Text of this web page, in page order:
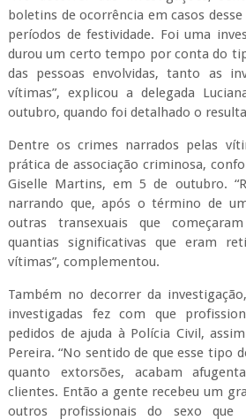
boletins de ocorrência em casos
períodos de festividade. Foi uma
durou um certo tempo por conta do
das pessoas envolvidas, tanto as
vítimas”, explicou a delegada
outubro, quando foi detalhado o
Dentre os crimes narrados pelas
prática de associação criminosa,
Giselle Martins, em 5 de outubro.
narrando que, após o término de
outras transexuais que
quantias significativas que eram
vítimas”, complementou.
Também no decorrer da
investigadas fez com que
pedidos de ajuda à Polícia Civil,
Pereira. “No sentido de que esse tipo
quanto extorsões, acabam
clientes. Então a gente recebeu um
outros profissionais do sexo que